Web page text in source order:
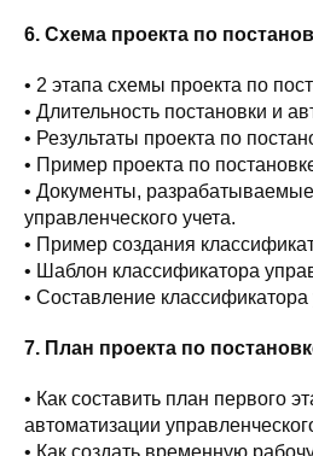
6. Схема проекта по
• 2 этапа схемы проекта по
• Длительность постановки и
• Результаты проекта по
• Пример проекта по
• Документы,
управленческого учета.
• Пример создания
• Шаблон классификатора
• Составление
7. План проекта по
• Как составить план первого
автоматизации